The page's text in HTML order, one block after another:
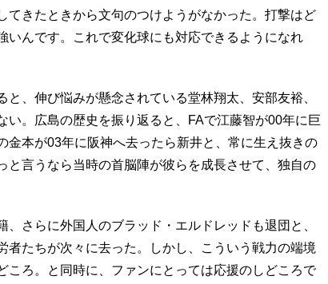
きたときから文句のつけようがなかった。打撃はど
いんです。これで変化球にも対応できるようになれ
、伸び悩みが懸念されている堂林翔太、安部友裕、
い。広島の歴史を振り返ると、FAで江藤智が00年に巨
金本が03年に阪神へ去ったら新井と、常に生え抜きの
と言うなら当時の首脳陣が彼らを成長させて、独自の
さらに外国人のブラッド・エルドレッドも退団と、
者たちが次々に去った。しかし、こういう戦力の端境
ころ。と同時に、ファンにとっては応援のしどころで